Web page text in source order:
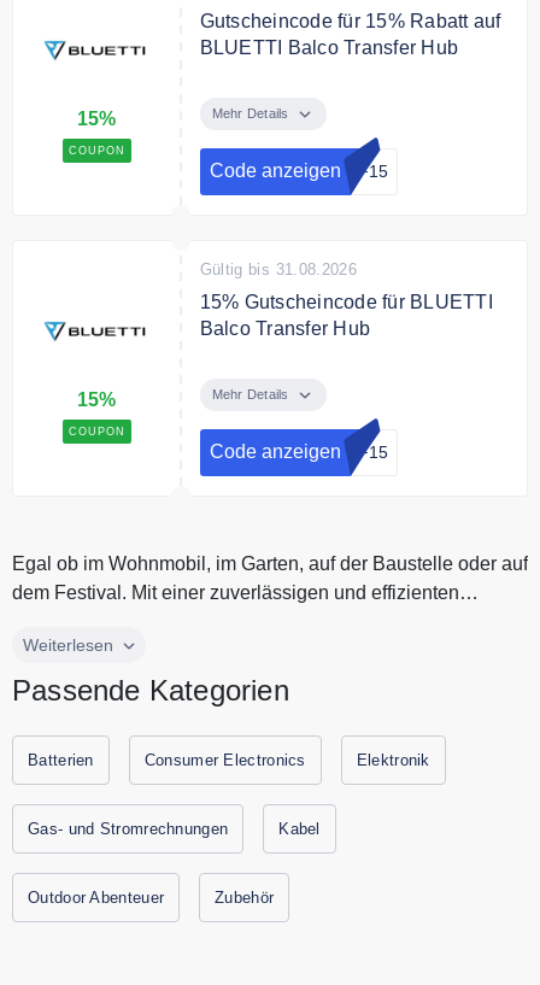
15%
COUPON
Gutscheincode für 15% Rabatt auf
BLUETTI Balco Transfer Hub
Gutscheincode 15% Rabatt auf
BLUETTI Balco Transfer Hub.
Mehr Details
Code anzeigen FF15
15%
COUPON
Gültig bis 31.08.2026
15% Gutscheincode für BLUETTI
Balco Transfer Hub
Kasse und sparen Sie 15% auf
BLUETTI Balco Transfer Hub
Mehr Details
Code anzeigen FF15
Egal ob im Wohnmobil, im Garten, auf der Baustelle oder auf
dem Festival. Mit einer zuverlässigen und effizienten
Egal ob im Wohnmobil, im Garten, auf der Baustelle oder auf
Stromversorgung machst Du dir keine Gedanken über
und autarke Stromversorgung brauchst. Entdecke die
hochwertige Batterien und Solarmodule von ECTIVE zum
bsten Preis. Spare jetzt durch Gutscheine.codes mit den
aktuellen Gutscheinen und Rabattaktionen von ECTIVE.
Weiterlesen
Passende Kategorien
Batterien Consumer Electronics Elektronik
Gas- und Stromrechnungen Kabel
Outdoor Abenteuer Zubehör